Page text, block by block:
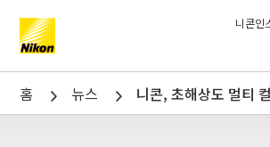
니콘인
Search keyword(s)
홈 뉴스 니콘, 초해상도 멀티